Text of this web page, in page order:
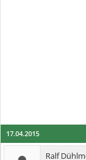
17.04.2015
Ralf